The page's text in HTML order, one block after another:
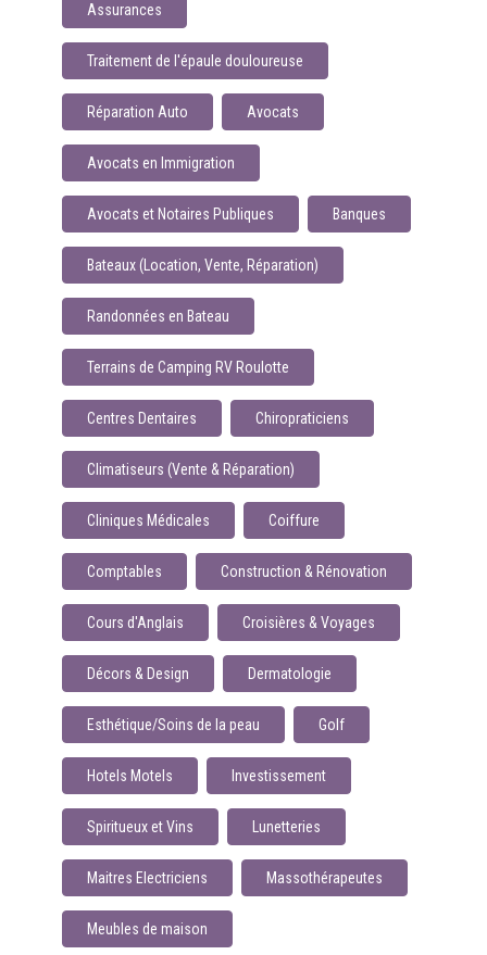
Assurances
Traitement de l'épaule douloureuse
Réparation Auto Avocats
Avocats en Immigration
Avocats et Notaires Publiques Banques
Bateaux (Location, Vente, Réparation)
Randonnées en Bateau
Terrains de Camping RV Roulotte
Centres Dentaires Chiropraticiens
Climatiseurs (Vente & Réparation)
Cliniques Médicales Coiffure
Comptables Construction & Rénovation
Cours d'Anglais Croisières & Voyages
Décors & Design Dermatologie
Esthétique/Soins de la peau Golf
Hotels Motels Investissement
Spiritueux et Vins Lunetteries
Maitres Electriciens Massothérapeutes
Meubles de maison